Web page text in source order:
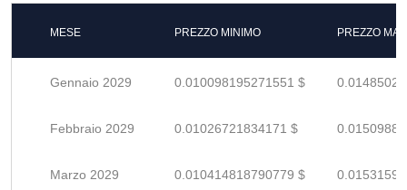
MESE PREZZO MINIMO PREZZO
Gennaio 2029 0.010098195271551 $
Febbraio 2029 0.01026721834171 $
Marzo 2029 0.010414818790779 $